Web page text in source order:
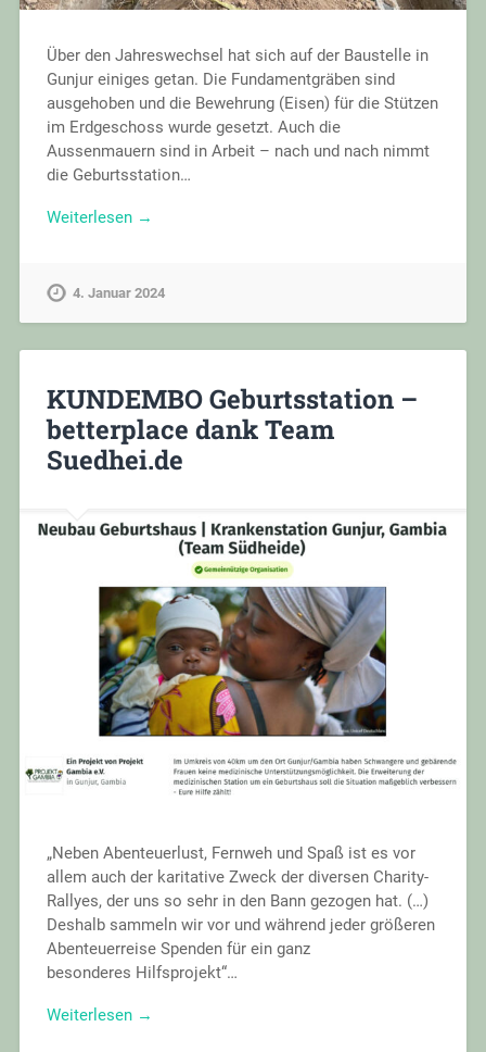
Über den Jahreswechsel hat sich auf der Baustelle in
Gunjur einiges getan. Die Fundamentgräben sind
ausgehoben und die Bewehrung (Eisen) für die Stützen
im Erdgeschoss wurde gesetzt. Auch die
Aussenmauern sind in Arbeit – nach und nach nimmt
die Geburtsstation…
Weiterlesen →
4. Januar 2024
KUNDEMBO Geburtsstation –
betterplace dank Team
Suedhei.de
„Neben Abenteuerlust, Fernweh und Spaß ist es vor
allem auch der karitative Zweck der diversen Charity-
Rallyes, der uns so sehr in den Bann gezogen hat. (…)
Deshalb sammeln wir vor und während jeder größeren
Abenteuerreise Spenden für ein ganz
besonderes Hilfsprojekt“…
Weiterlesen →